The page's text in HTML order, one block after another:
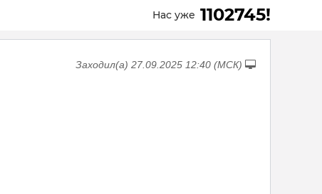
Нас уже 1102745!
Заходил(а) 27.09.2025 12:40 (МСК)